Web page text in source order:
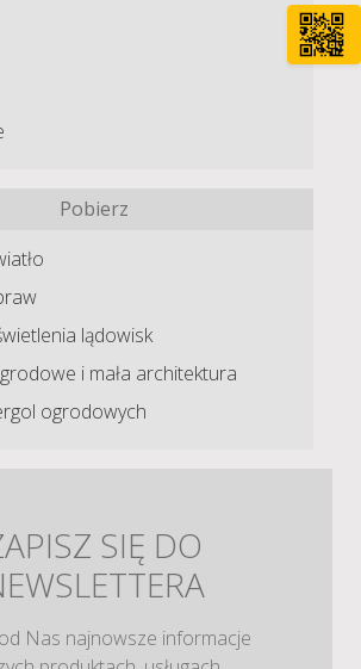
Pobierz
lądowisk
i mała architektura
ogrodowych
SIĘ DO
Nas najnowsze informacje